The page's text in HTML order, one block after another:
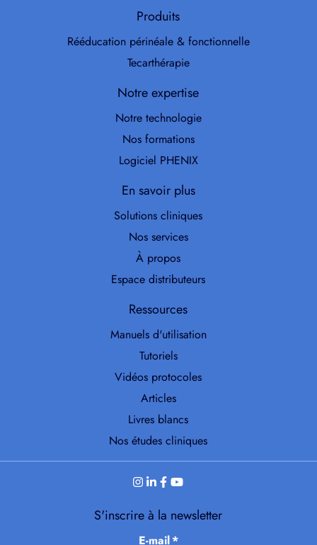
Produits
Rééducation périnéale & fonctionnelle
Tecarthérapie
Notre expertise
Notre technologie
Nos formations
Logiciel PHENIX
En savoir plus
Solutions cliniques
Nos services
À propos
Espace distributeurs
Ressources
Manuels d'utilisation
Tutoriels
Vidéos protocoles
Articles
Livres blancs
Nos études cliniques
S'inscrire à la newsletter
E-mail*